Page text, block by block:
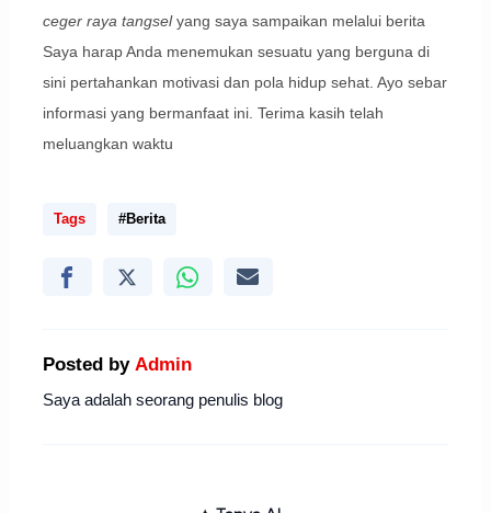
ceger raya tangselyang saya sampaikan melalui berita
Saya harap Anda menemukan sesuatu yang berguna di
sini pertahankan motivasi dan pola hidup sehat. Ayo sebar
informasi yang bermanfaat ini. Terima kasih telah
meluangkan waktu
Tags #Berita
Posted by Admin
Saya adalah seorang penulis blog